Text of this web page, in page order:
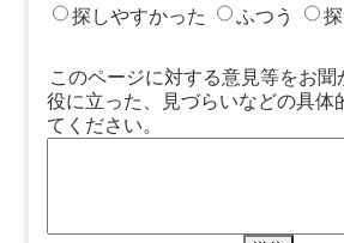
探しやすかった
ふつう
このページに対する意見等をお聞
役に立った、見づらいなどの具体
てください。